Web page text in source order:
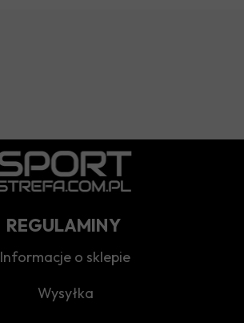
REGULAMINY
Wysyłka
Informacje o sklepie